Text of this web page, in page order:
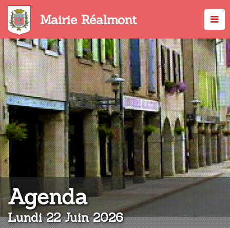
Aller
contenu
principal
Mairie Réalmont
Agenda:
Lundi 22 Juin 2026